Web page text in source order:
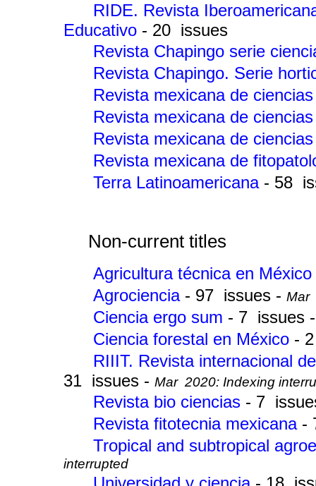
RIDE. Revista
Educativo - 20 issues
Revista Chapingo serie
Revista Chapingo. Serie
Revista mexicana de
Revista mexicana de
Revista mexicana de
Revista mexicana de
Terra Latinoamericana - 58
Non-current titles
Agricultura técnica en México
Agrociencia - 97 issues - Mar
Ciencia ergo sum - 7 issues
Ciencia forestal en México -
RIIIT. Revista internacional
31 issues - Mar 2020: Indexing
Revista bio ciencias - 7
Revista fitotecnia mexicana -
Tropical and subtropical
interrupted